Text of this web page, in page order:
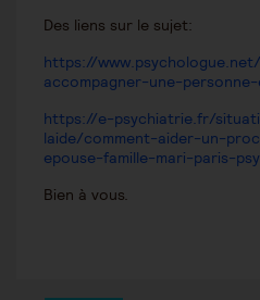
Des liens sur le sujet:
https://
accompagner-une-
https://e-psychiatrie.fr/
laide/comment-aider-un-
epouse-famille-mari-paris-
Bien à vous.